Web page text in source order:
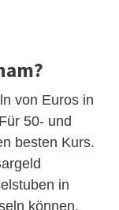
von Euros in
50- und
besten Kurs.
in
können.